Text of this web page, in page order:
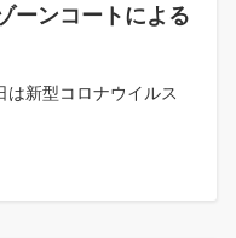
ーンコートによる
は新型コロナウイルス